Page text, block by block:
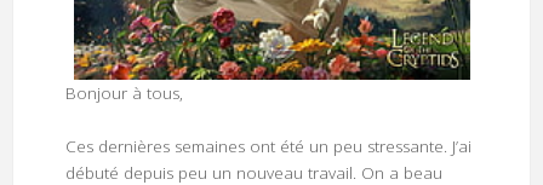
Bonjour à tous,
Ces dernières semaines ont été un peu stressante. J’ai
débuté depuis peu un nouveau travail. On a beau